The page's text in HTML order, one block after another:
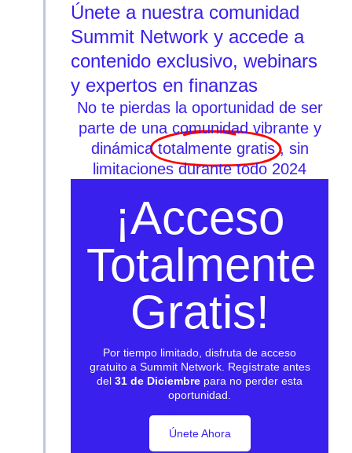
Únete a nuestra comunidad
Summit Network y accede a
contenido exclusivo, webinars
y expertos en finanzas
No te pierdas la oportunidad de ser
parte de una comunidad vibrante y
dinámica totalmente gratis , sin
limitaciones durante todo 2024
¡Acceso
Totalmente
Gratis!
Por tiempo limitado, disfruta de acceso
gratuito a Summit Network. Regístrate antes
del 31 de Diciembre para no perder esta
oportunidad.
Únete Ahora
Únete Ahora